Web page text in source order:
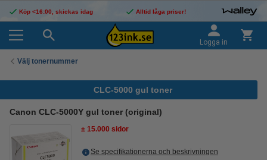
Köp <16:00, skickas idag Alltid låga priser!
Logga in
Välj tonernummer
CLC-5000 gul toner
Canon CLC-5000Y gul toner (original)
± 15.000 sidor
Se specifikationerna och beskrivningen